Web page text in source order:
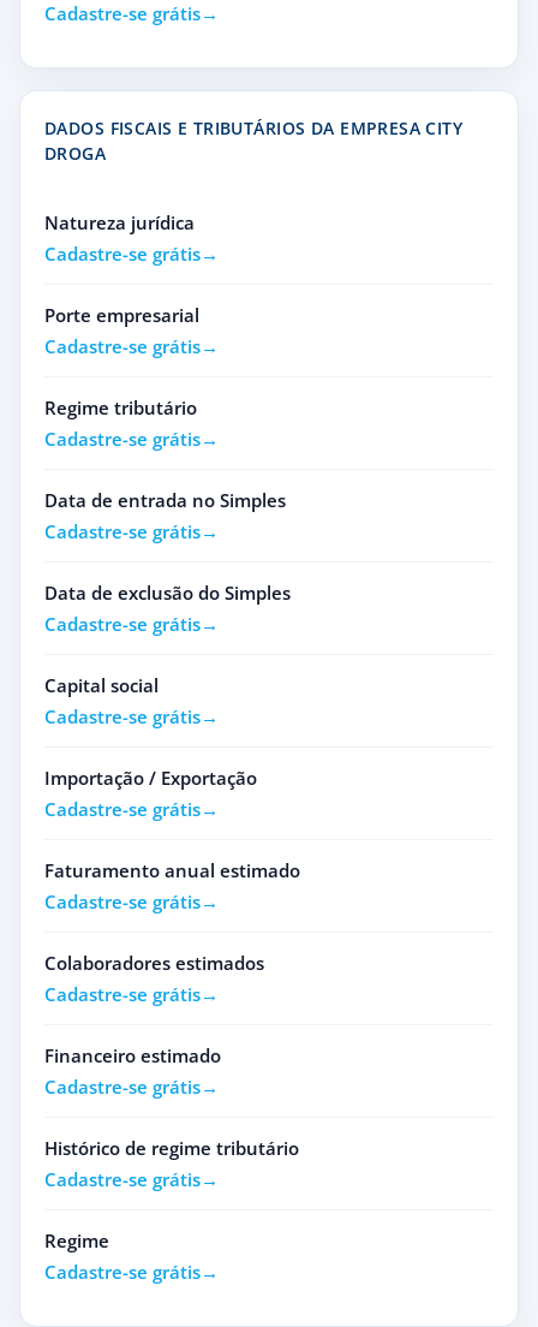
Cadastre-se grátis
DADOS FISCAIS E TRIBUTÁRIOS DA EMPRESA CITY
DROGA
Natureza jurídica
Cadastre-se grátis
Porte empresarial
Cadastre-se grátis
Regime tributário
Cadastre-se grátis
Data de entrada no Simples
Cadastre-se grátis
Data de exclusão do Simples
Cadastre-se grátis
Capital social
Cadastre-se grátis
Importação / Exportação
Cadastre-se grátis
Faturamento anual estimado
Cadastre-se grátis
Colaboradores estimados
Cadastre-se grátis
Financeiro estimado
Cadastre-se grátis
Histórico de regime tributário
Cadastre-se grátis
Regime
Cadastre-se grátis